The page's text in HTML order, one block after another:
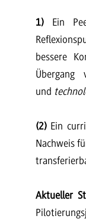
1) Ein
bessere
und
(2) Ein
Nachweis
Aktueller